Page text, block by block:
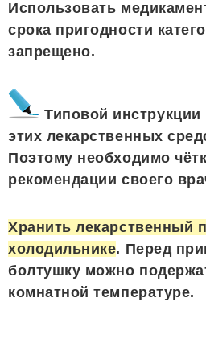
Использовать
срока пригодности
запрещено.
Типовой
этих лекарственных
Поэтому необходимо
рекомендации своего
Хранить лекарственный
холодильнике. Перед
болтушку можно
комнатной температуре.